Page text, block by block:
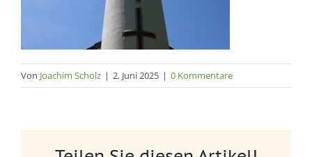
Von Joachim Scholz | 2. Juni 2025 | 0 Kommentare